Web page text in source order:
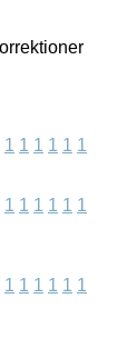
1 1 1 1 1 1
1 1 1 1 1 1
1 1 1 1 1 1